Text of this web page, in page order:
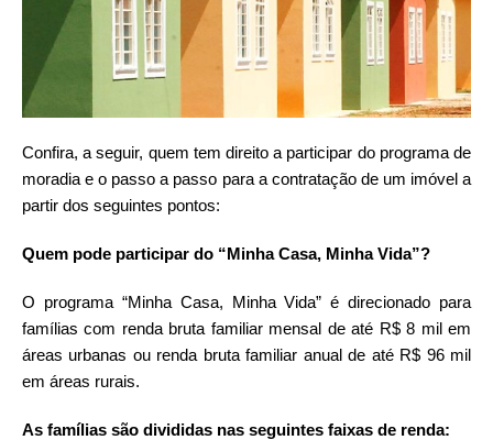
Confira, a seguir, quem tem direito a participar do programa de
moradia e o passo a passo para a contratação de um imóvel a
partir dos seguintes pontos:
Quem pode participar do “Minha Casa, Minha Vida”?
O programa “Minha Casa, Minha Vida” é direcionado para
famílias com renda bruta familiar mensal de até R$ 8 mil em
áreas urbanas ou renda bruta familiar anual de até R$ 96 mil
em áreas rurais.
As famílias são divididas nas seguintes faixas de renda: